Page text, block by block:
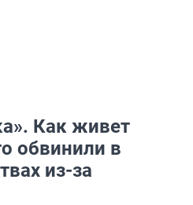
Как живет
обвинили в
из-за